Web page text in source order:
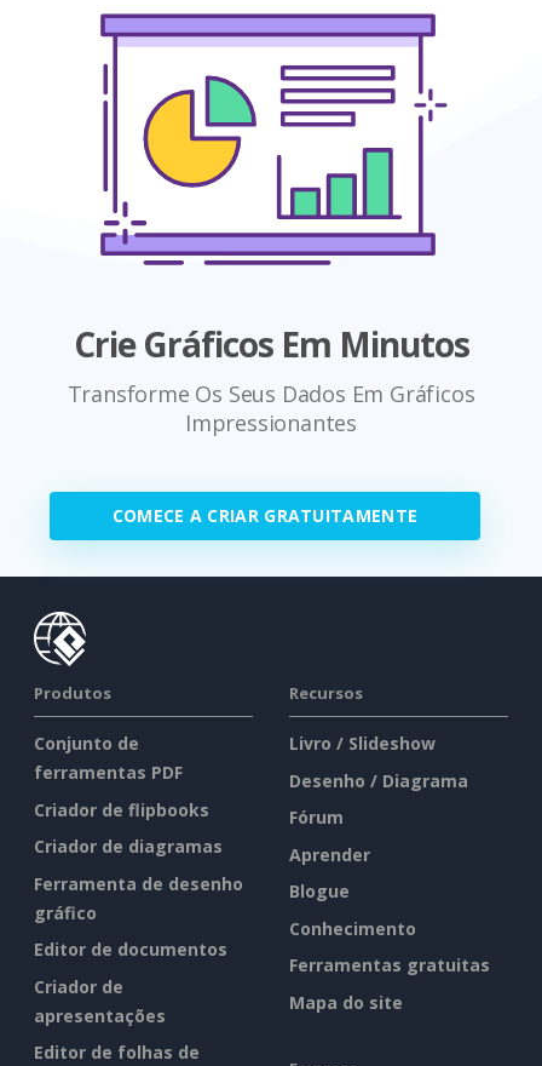
Crie Gráficos Em Minutos
Transforme Os Seus Dados Em Gráficos
Impressionantes
COMECE A CRIAR GRATUITAMENTE
Produtos
Conjunto de
ferramentas PDF
Criador de flipbooks
Criador de diagramas
Ferramenta de desenho
gráfico
Editor de documentos
Criador de
apresentações
Editor de folhas de
Recursos
Livro / Slideshow
Desenho / Diagrama
Fórum
Aprender
Blogue
Conhecimento
Ferramentas gratuitas
Mapa do site